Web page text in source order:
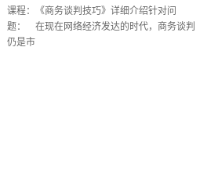
课程：《商务谈判技巧》详细介绍针对问
题： 在现在网络经济发达的时代，商务谈判
仍是市